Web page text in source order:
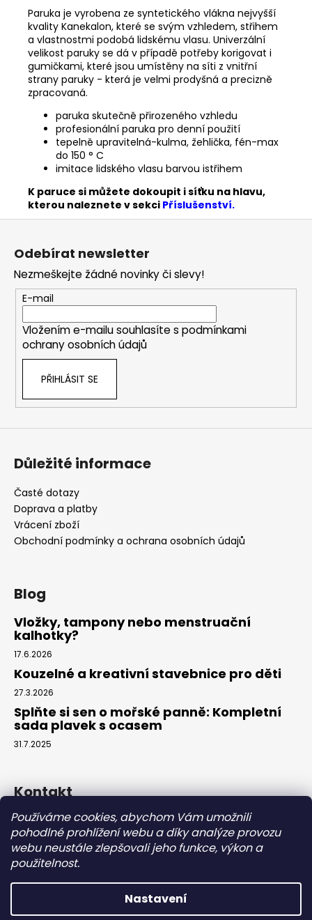
Používáme cookies, abychom Vám umožnili
pohodlné prohlížení webu a díky analýze provozu
webu neustále zlepšovali jeho funkce, výkon a
použitelnost.
Nastavení
Paruka je vyrobena ze syntetického vlákna nejvyšší
kvality Kanekalon, které se svým vzhledem, střihem
a vlastnostmi podobá lidskému vlasu. Univerzální
velikost paruky se dá v případě potřeby korigovat i
gumičkami, které jsou umístěny na síti z vnitřní
strany paruky - která je velmi prodyšná a precizně
zpracovaná.
paruka skutečně přirozeného vzhledu
profesionální paruka pro denní použití
tepelně upravitelná-kulma, žehlička, fén-max
do 150 ° C
imitace lidského vlasu barvou istřihem
K paruce si můžete dokoupit i síťku na hlavu,
kterou naleznete v sekci Příslušenství.
Z
Odebírat newsletter
Nezmeškejte žádné novinky či slevy!
E-mail
Vložením e-mailu souhlasíte s podmínkami
ochrany osobních údajů
PŘIHLÁSIT SE
Důležité informace
Časté dotazy
Doprava a platby
Vrácení zboží
Obchodní podmínky a ochrana osobních údajů
Blog
Vložky, tampony nebo menstruační
kalhotky?
17.6.2026
Kouzelné a kreativní stavebnice pro děti
27.3.2026
Splňte si sen o mořské panně: Kompletní
sada plavek s ocasem
31.7.2025
Kontakt
info@eparuky.cz
+420 734 459 045
Náš Facebook